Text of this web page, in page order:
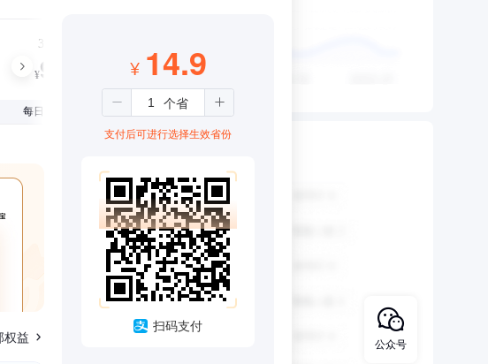
3个月
¥99
每日仅1.08元
权益
¥ 14.9
支付后可进行选择生效省份
扫码支付
公众号